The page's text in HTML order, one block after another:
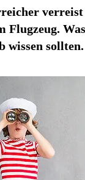
Flugzeug.
wissen sollten.